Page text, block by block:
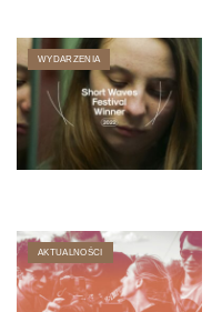
WYDARZENIA
AKTUALNOŚCI